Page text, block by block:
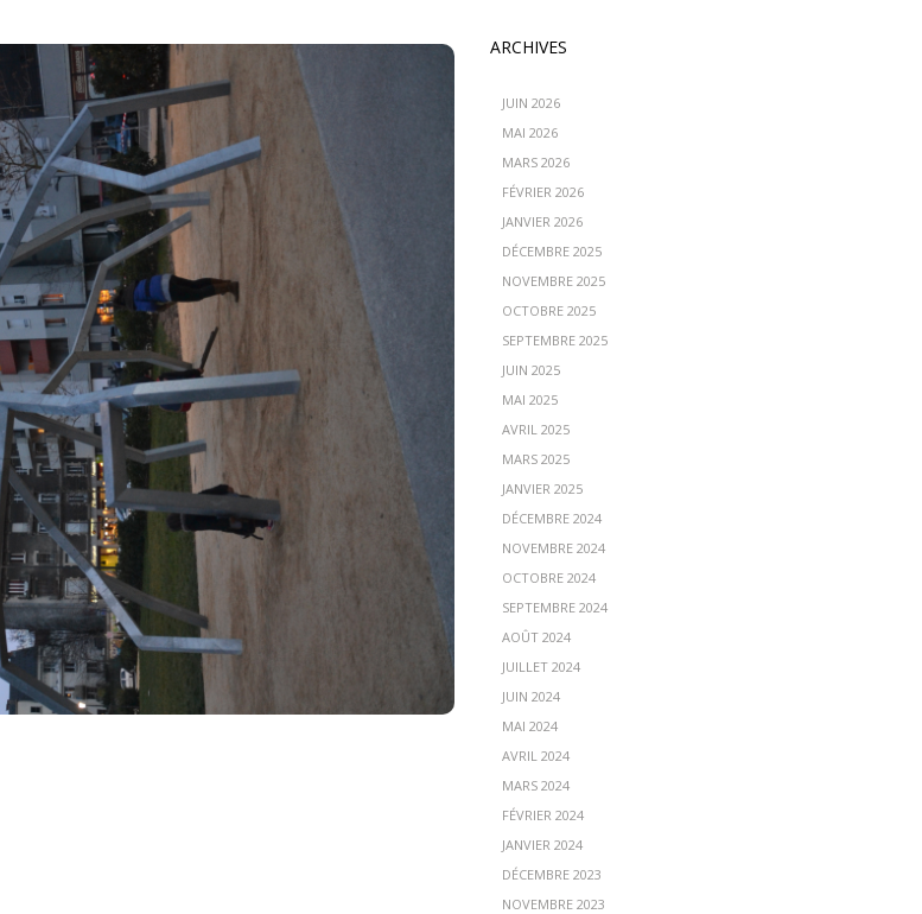
ARCHIVES
JUIN 2026
MAI 2026
MARS 2026
FÉVRIER 2026
JANVIER 2026
DÉCEMBRE 2025
NOVEMBRE 2025
OCTOBRE 2025
SEPTEMBRE 2025
JUIN 2025
MAI 2025
AVRIL 2025
MARS 2025
JANVIER 2025
DÉCEMBRE 2024
NOVEMBRE 2024
OCTOBRE 2024
SEPTEMBRE 2024
AOÛT 2024
JUILLET 2024
JUIN 2024
MAI 2024
AVRIL 2024
MARS 2024
FÉVRIER 2024
JANVIER 2024
DÉCEMBRE 2023
NOVEMBRE 2023